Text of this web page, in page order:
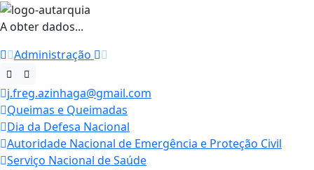
A obter dados...
Administração
j.freg.azinhaga@gmail.com
Queimas e Queimadas
Dia da Defesa Nacional
Autoridade Nacional de Emergência e Proteção Civil
Serviço Nacional de Saúde